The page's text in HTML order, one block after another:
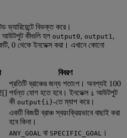
ভ্যারিয়েন্টে বিভক্ত করে।
আউটপুট কীগুলি হল output0, output1,
0 থেকে ইনডেক্স করা। এখানে কোনো
বিবরণ
প্রতিটি ব্রাঞ্চের জন্য শতাংশ। অবশ্যই 100
পর্যন্ত যোগ হতে হবে। ইনডেক্স i আউটপুট
কী output{i}-তে ম্যাপ করে।
একটি বিজয়ী ব্রাঞ্চ স্বয়ংক্রিয়ভাবে বাছাই করা
হবে কিনা।
ANY_GOAL বা SPECIFIC_GOAL ।